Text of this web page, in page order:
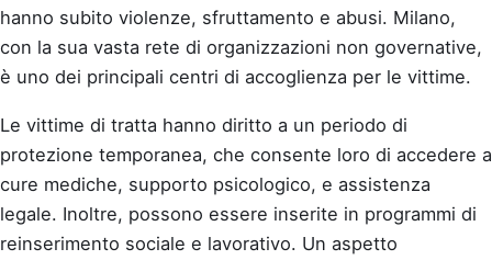
hanno subito violenze, sfruttamento e abusi. Milano,
con la sua vasta rete di organizzazioni non governative,
è uno dei principali centri di accoglienza per le vittime.
Le vittime di tratta hanno diritto a un periodo di
protezione temporanea, che consente loro di accedere a
cure mediche, supporto psicologico, e assistenza
legale. Inoltre, possono essere inserite in programmi di
reinserimento sociale e lavorativo. Un aspetto